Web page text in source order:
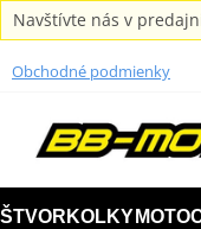
Navštívte nás v
Obchodné podmienky
ŠTVORKOLKY